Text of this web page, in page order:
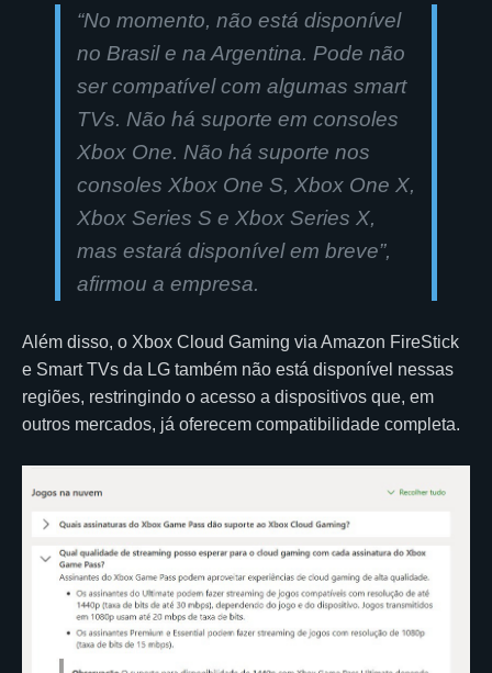
“No momento, não está disponível
no Brasil e na Argentina. Pode não
ser compatível com algumas smart
TVs. Não há suporte em consoles
Xbox One. Não há suporte nos
consoles Xbox One S, Xbox One X,
Xbox Series S e Xbox Series X,
mas estará disponível em breve”,
afirmou a empresa.
Além disso, o Xbox Cloud Gaming via Amazon FireStick
e Smart TVs da LG também não está disponível nessas
regiões, restringindo o acesso a dispositivos que, em
outros mercados, já oferecem compatibilidade completa.